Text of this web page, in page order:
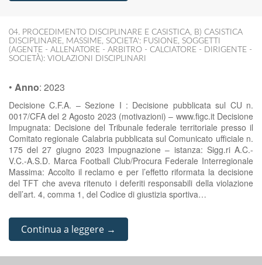
04. PROCEDIMENTO DISCIPLINARE E CASISTICA, B) CASISTICA
DISCIPLINARE, MASSIME, SOCIETA': FUSIONE, SOGGETTI
(AGENTE - ALLENATORE - ARBITRO - CALCIATORE - DIRIGENTE -
SOCIETÀ): VIOLAZIONI DISCIPLINARI
• Anno: 2023
Decisione C.F.A. – Sezione I : Decisione pubblicata sul CU n.
0017/CFA del 2 Agosto 2023 (motivazioni) – www.figc.it Decisione
Impugnata: Decisione del Tribunale federale territoriale presso il
Comitato regionale Calabria pubblicata sul Comunicato ufficiale n.
175 del 27 giugno 2023 Impugnazione – istanza: Sigg.ri A.C.-
V.C.-A.S.D. Marca Football Club/Procura Federale Interregionale
Massima: Accolto il reclamo e per l’effetto riformata la decisione
del TFT che aveva ritenuto i deferiti responsabili della violazione
dell’art. 4, comma 1, del Codice di giustizia sportiva…
Continua a leggere →